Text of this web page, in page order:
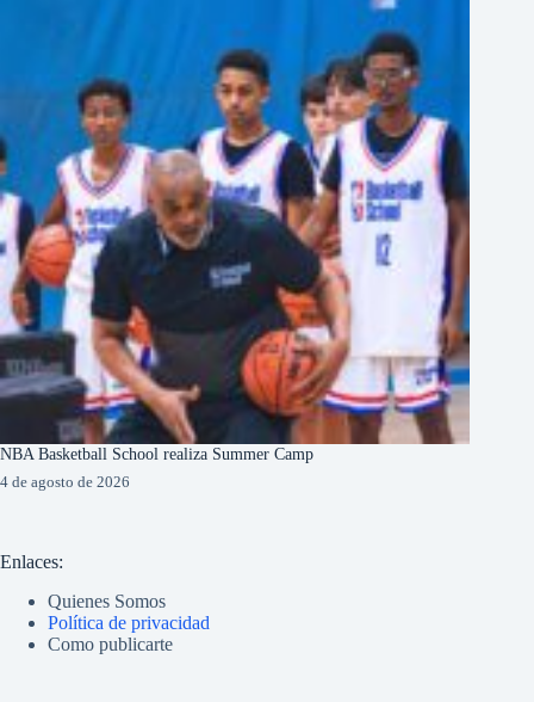
NBA Basketball School realiza Summer Camp
4 de agosto de 2026
Enlaces:
Quienes Somos
Política de privacidad
Como publicarte